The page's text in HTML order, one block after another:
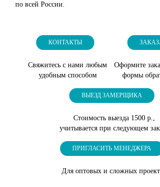
по всей России.
КОНТАКТЫ
Свяжитесь с нами любым
удобным способом
Оформите
формы
ВЫЕЗД ЗАМЕРЩИКА
Стоимость выезда 1500 р.,
учитывается при следующем
ПРИГЛАСИТЬ МЕНЕДЖЕРА
Для оптовых и сложных